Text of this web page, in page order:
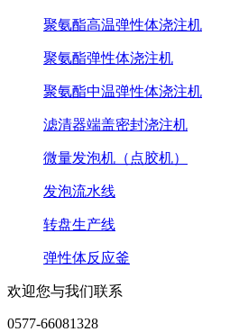
聚氨酯高温弹性体浇注机
聚氨酯弹性体浇注机
聚氨酯中温弹性体浇注机
滤清器端盖密封浇注机
微量发泡机（点胶机）
发泡流水线
转盘生产线
弹性体反应釜
欢迎您与我们联系
0577-66081328